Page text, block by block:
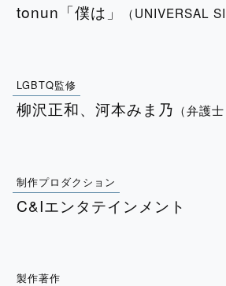
tonun「僕は」 （UNIVERSAL
LGBTQ監修
柳沢正和、河本みま乃 （弁護⼠
制作プロダクション
C&Iエンタテインメント
製作著作